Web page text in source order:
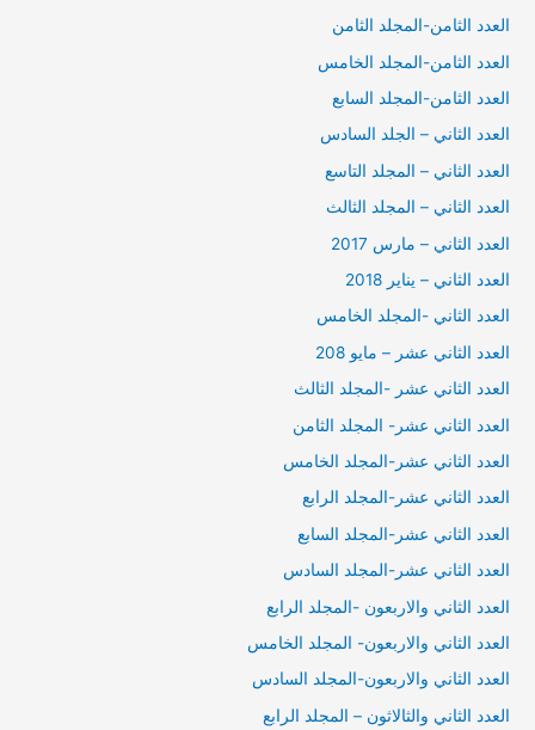
العدد الثامن-المجلد الثامن
العدد الثامن-المجلد الخامس
العدد الثامن-المجلد السابع
العدد الثاني – الجلد السادس
العدد الثاني – المجلد التاسع
العدد الثاني – المجلد الثالث
العدد الثاني – مارس 2017
العدد الثاني – يناير 2018
العدد الثاني -المجلد الخامس
العدد الثاني عشر – مايو 208
العدد الثاني عشر -المجلد الثالث
العدد الثاني عشر- المجلد الثامن
العدد الثاني عشر-المجلد الخامس
العدد الثاني عشر-المجلد الرابع
العدد الثاني عشر-المجلد السابع
العدد الثاني عشر-المجلد السادس
العدد الثاني والاربعون -المجلد الرابع
العدد الثاني والاربعون- المجلد الخامس
العدد الثاني والاربعون-المجلد السادس
العدد الثاني والثالاثون – المجلد الرابع